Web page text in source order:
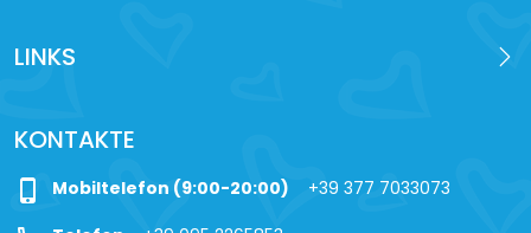
LINKS
KONTAKTE
phone_iphone Mobiltelefon (9:00-20:00) +39 377 7033073